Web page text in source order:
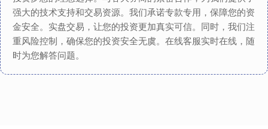
强大的技术支持和交易资源。我们承诺专款专用，保障您的资
金安全。实盘交易，让您的投资更加真实可信。同时，我们注
重风险控制，确保您的投资安全无虞。在线客服实时在线，随
时为您解答问题。